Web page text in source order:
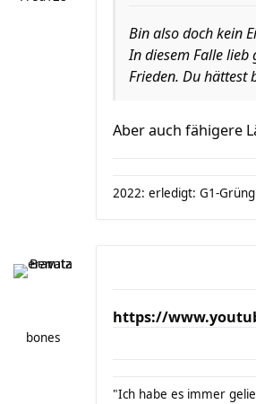
Bin also doch kein
In diesem Falle lieb
Frieden. Du hättest
Aber auch fähigere
2022: erledigt: G1-
bones
https://
"Ich habe es immer